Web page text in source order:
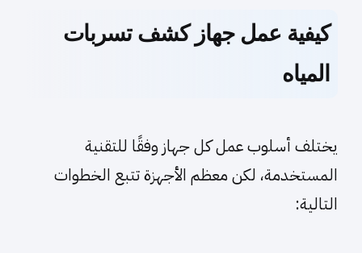
كيفية عمل جهاز كشف تسربات
المياه
يختلف أسلوب عمل كل جهاز وفقًا للتقنية
المستخدمة، لكن معظم الأجهزة تتبع الخطوات
التالية: